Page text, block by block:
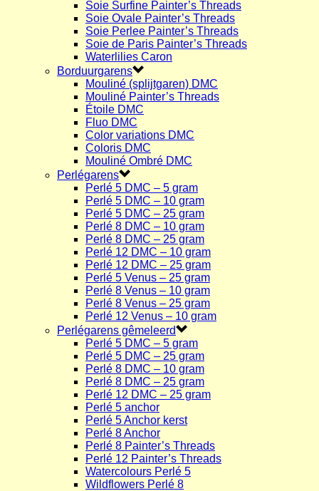
Soie Surfine Painter’s Threads
Soie Ovale Painter’s Threads
Soie Perlee Painter’s Threads
Soie de Paris Painter’s Threads
Waterlilies Caron
Borduurgarens
Mouliné (splijtgaren) DMC
Mouliné Painter’s Threads
Étoile DMC
Fluo DMC
Color variations DMC
Coloris DMC
Mouliné Ombré DMC
Perlégarens
Perlé 5 DMC – 5 gram
Perlé 5 DMC – 10 gram
Perlé 5 DMC – 25 gram
Perlé 8 DMC – 10 gram
Perlé 8 DMC – 25 gram
Perlé 12 DMC – 10 gram
Perlé 12 DMC – 25 gram
Perlé 5 Venus – 25 gram
Perlé 8 Venus – 10 gram
Perlé 8 Venus – 25 gram
Perlé 12 Venus – 10 gram
Perlégarens gêmeleerd
Perlé 5 DMC – 5 gram
Perlé 5 DMC – 25 gram
Perlé 8 DMC – 10 gram
Perlé 8 DMC – 25 gram
Perlé 12 DMC – 25 gram
Perlé 5 anchor
Perlé 5 Anchor kerst
Perlé 8 Anchor
Perlé 8 Painter’s Threads
Perlé 12 Painter’s Threads
Watercolours Perlé 5
Wildflowers Perlé 8